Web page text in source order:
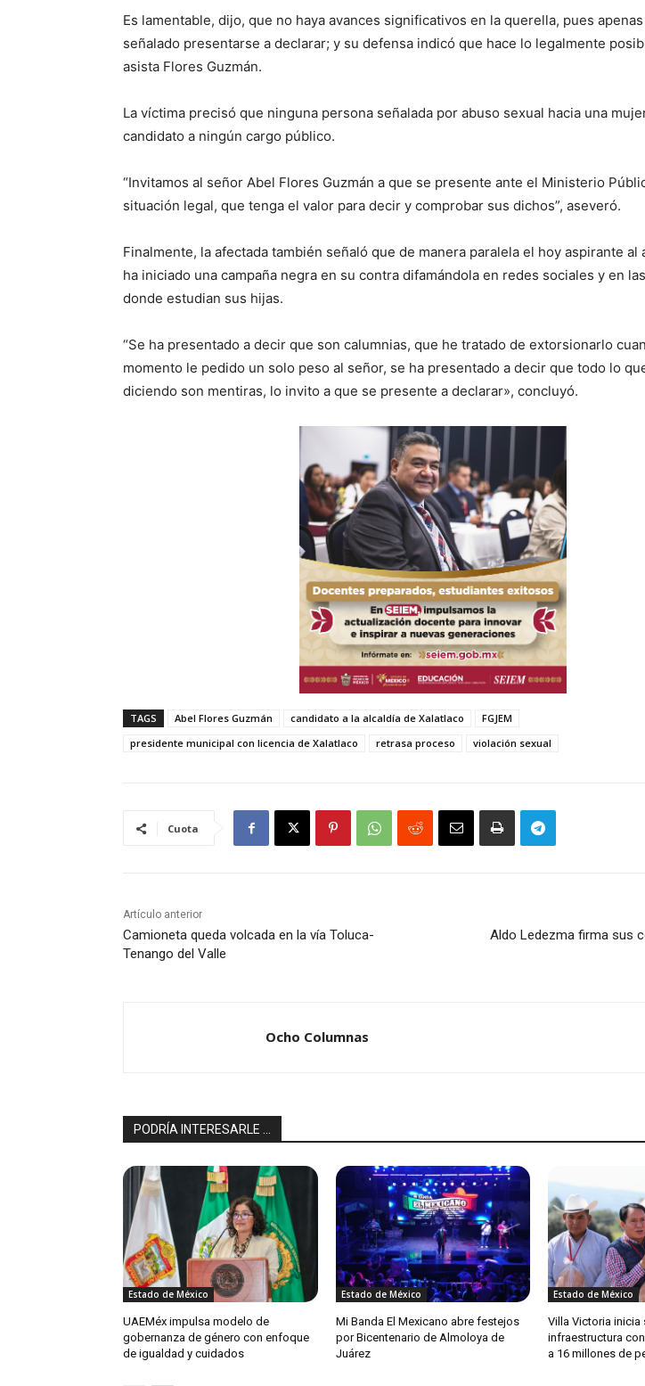
Es lamentable, dijo, que no haya avances significativos en la querella, pues
señalado presentarse a declarar; y su defensa indicó que hace lo legalmente
asista Flores Guzmán.
La víctima precisó que ninguna persona señalada por abuso sexual hacia una
candidato a ningún cargo público.
“Invitamos al señor Abel Flores Guzmán a que se presente ante el Ministerio
situación legal, que tenga el valor para decir y comprobar sus dichos”, aseveró.
Finalmente, la afectada también señaló que de manera paralela el hoy aspirante al
ha iniciado una campaña negra en su contra difamándola en redes sociales y en
donde estudian sus hijas.
“Se ha presentado a decir que son calumnias, que he tratado de extorsionarlo
momento le pedido un solo peso al señor, se ha presentado a decir que todo lo
diciendo son mentiras, lo invito a que se presente a declarar», concluyó.
TAGS Abel Flores Guzmán candidato a la alcaldía de Xalatlaco
FGJEM
presidente municipal con licencia de Xalatlaco
retrasa proceso violación sexual
Cuota
Artículo anterior
Camioneta queda volcada en la vía Toluca-
Tenango del Valle
Aldo Ledezma firma sus
Ocho Columnas
PODRÍA INTERESARLE ...
Estado de México
UAEMéx impulsa modelo de
gobernanza de género con enfoque
de igualdad y cuidados
Estado de México
Mi Banda El Mexicano abre festejos
por Bicentenario de Almoloya de
Juárez
Estado de México
Villa Victoria
infraestructura
a 16 millones de